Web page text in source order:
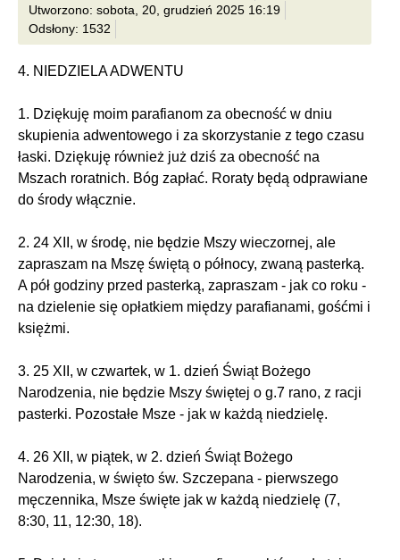
Utworzono: sobota, 20, grudzień 2025 16:19
Odsłony: 1532
4. NIEDZIELA ADWENTU
1. Dziękuję moim parafianom za obecność w dniu
skupienia adwentowego i za skorzystanie z tego czasu
łaski. Dziękuję również już dziś za obecność na
Mszach roratnich. Bóg zapłać. Roraty będą odprawiane
do środy włącznie.
2. 24 XII, w środę, nie będzie Mszy wieczornej, ale
zapraszam na Mszę świętą o północy, zwaną pasterką.
A pół godziny przed pasterką, zapraszam - jak co roku -
na dzielenie się opłatkiem między parafianami, gośćmi i
księżmi.
3. 25 XII, w czwartek, w 1. dzień Świąt Bożego
Narodzenia, nie będzie Mszy świętej o g.7 rano, z racji
pasterki. Pozostałe Msze - jak w każdą niedzielę.
4. 26 XII, w piątek, w 2. dzień Świąt Bożego
Narodzenia, w święto św. Szczepana - pierwszego
męczennika, Msze święte jak w każdą niedzielę (7,
8:30, 11, 12:30, 18).